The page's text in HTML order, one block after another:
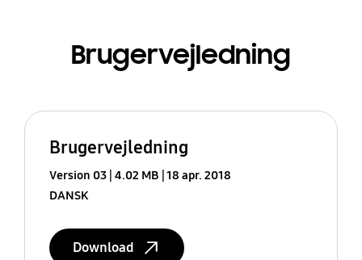
Brugervejledning
Brugervejledning
Version 03 4.02 MB 18 apr. 2018
DANSK
Download